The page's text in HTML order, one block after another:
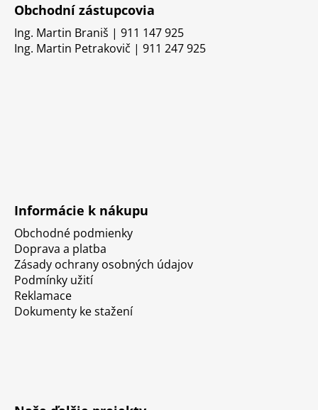
Obchodní zástupcovia
Ing. Martin Braniš | 911 147 925
Ing. Martin Petrakovič | 911 247 925
Informácie k nákupu
Obchodné podmienky
Doprava a platba
Zásady ochrany osobných údajov
Podmínky užití
Reklamace
Dokumenty ke stažení